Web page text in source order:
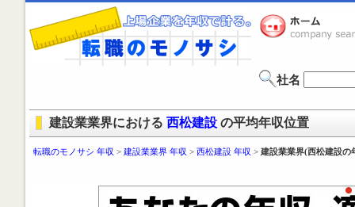
社名
建設業業界における 西松建設 の平均年収位置
転職のモノサシ 年収 > 建設業業界 年収 > 西松建設 年収 > 建設業業界(西松建設の